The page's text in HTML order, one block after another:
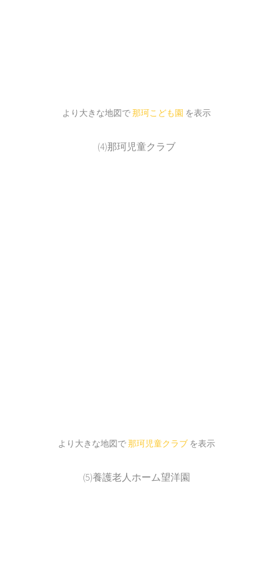
より大きな地図で那珂こども園 を表示
(4)那珂児童クラブ
より大きな地図で那珂児童クラブ を表示
(5)養護老人ホーム望洋園